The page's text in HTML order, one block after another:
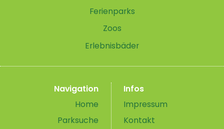
Ferienparks
Zoos
Erlebnisbäder
Navigation
Home
Parksuche
Infos
Impressum
Kontakt